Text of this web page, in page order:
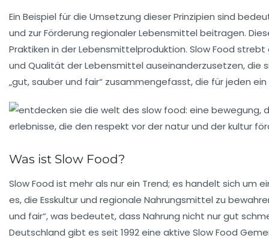
Ein Beispiel für die Umsetzung dieser Prinzipien sind
und zur Förderung regionaler Lebensmittel beitragen.
Praktiken in der Lebensmittelproduktion. Slow Food
und Qualität der Lebensmittel auseinanderzusetzen, die
„gut, sauber und fair“ zusammengefasst, die für jeden
Was ist Slow Food?
Slow Food ist mehr als nur ein Trend; es handelt sich um
es, die Esskulturund regionale Nahrungsmittel zu
und fair“, was bedeutet, dass Nahrung nicht nur gut
Deutschland gibt es seit 1992 eine aktive Slow Food